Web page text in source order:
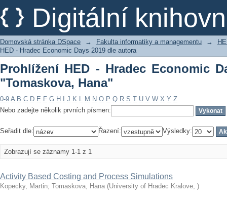
Digitální
Prohlížení HED - Hradec Economic
Domovská stránka DSpace → Fakulta informatiky a managementu →
HED - Hradec Economic Days 2019 dle autora
Prohlížení HED - Hradec Economic
"Tomaskova, Hana"
0-9 A B C D E F G H J K L M N O P Q R S T U V W X Y Z
Nebo zadejte několik prvních písmen:
Seřadit dle: Řazení: Výsledky:
Zobrazují se záznamy 1-1 z 1
Activity Based Costing and Process Simulations
Kopecky, Martin; Tomaskova, Hana (University of Hradec Kralove, )